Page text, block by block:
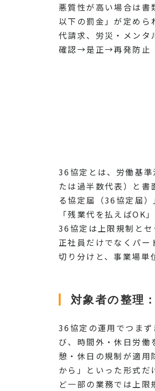
悪質性が高い場合は
以下の罰金」が定め
代請求、労災・メンタ
確認→是正→再発防止
36協定とは、労働基
たは過半数代表）と
る協定届（36協定届
「残業代を払えばOK
36協定は上限規制と
正社員だけでなくパ
切り分けと、事業場単
対象者の整理
36協定の運用でつま
び、時間外・休日労
憩・休日の規制が適
から」といった形式
ど一部の業務では上